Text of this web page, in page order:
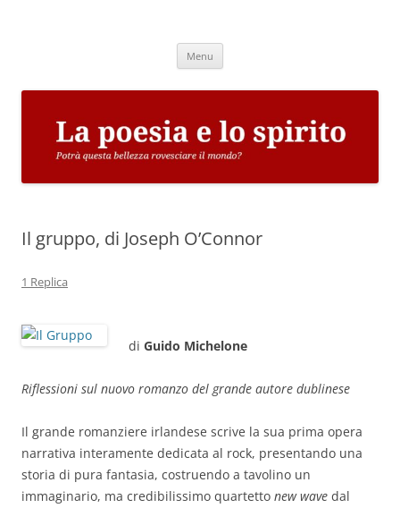
Menu
Il gruppo, di Joseph O’Connor
1 Replica
di Guido Michelone
Riflessioni sul nuovo romanzo del grande autore dublinese
Il grande romanziere irlandese scrive la sua prima opera
narrativa interamente dedicata al rock, presentando una
storia di pura fantasia, costruendo a tavolino un
immaginario, ma credibilissimo quartetto new wave dal